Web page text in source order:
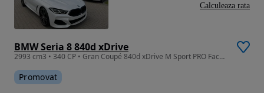
BMW Seria 8 840d xDrive
2993 cm3 • 340 CP • Gran Coupé 840d xDrive M Sport PRO Facelift Proprietar de NouaGarantie
Promovat
Calculeaza rata